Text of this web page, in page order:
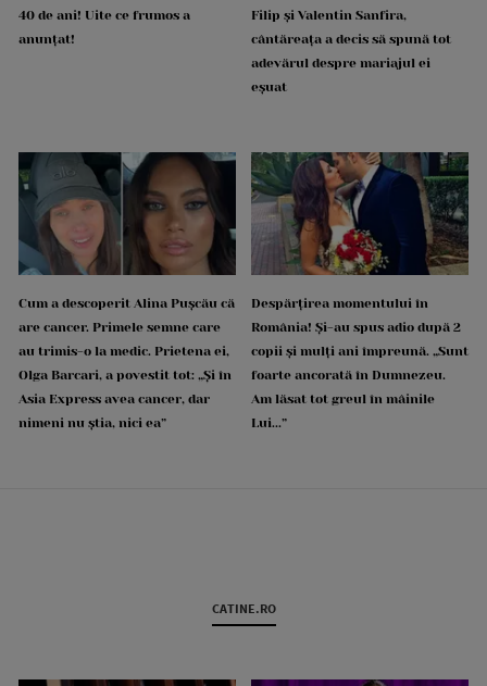
40 de ani! Uite ce frumos a
anunțat!
Filip și Valentin Sanfira,
cântăreața a decis să spună tot
adevărul despre mariajul ei
eșuat
Cum a descoperit Alina Pușcău că
are cancer. Primele semne care
au trimis-o la medic. Prietena ei,
Olga Barcari, a povestit tot: „Și în
Asia Express avea cancer, dar
nimeni nu știa, nici ea”
Despărțirea momentului în
România! Și-au spus adio după 2
copii și mulți ani împreună. „Sunt
foarte ancorată în Dumnezeu.
Am lăsat tot greul în mâinile
Lui...”
CATINE.RO